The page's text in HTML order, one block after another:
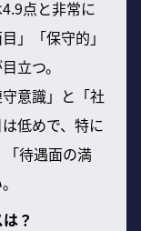
点と非常に
」「保守的」
立つ。
意識」と「社
低めで、特に
「待遇面の満
？